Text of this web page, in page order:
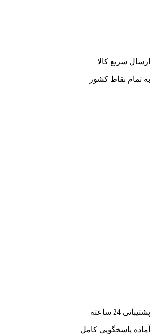
ارسال سریع کالا
به تمام نقاط کشور
پشتیبانی 24 ساعته
آماده پاسخگویی کامل